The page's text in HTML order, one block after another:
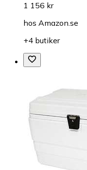
1 156 kr
hos Amazon.se
+4 butiker